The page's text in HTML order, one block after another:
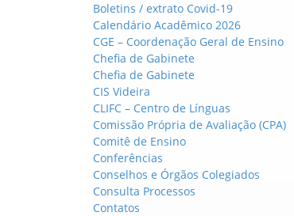
Boletins / extrato Covid-19
Calendário Acadêmico 2026
CGE – Coordenação Geral de Ensino
Chefia de Gabinete
Chefia de Gabinete
CIS Videira
CLIFC – Centro de Línguas
Comissão Própria de Avaliação (CPA)
Comitê de Ensino
Conferências
Conselhos e Órgãos Colegiados
Consulta Processos
Contatos